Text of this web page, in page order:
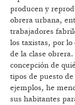
producen y
obrera urbana,
trabajadores
los taxistas, por
de la clase
concepción de
tipos de puesto
ejemplos, he
sus habitantes